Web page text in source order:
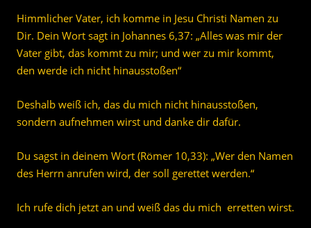
Himmlicher Vater, ich komme in Jesu Christi Namen zu
Dir. Dein Wort sagt in Johannes 6,37: „Alles was mir der
Vater gibt, das kommt zu mir; und wer zu mir kommt,
den werde ich nicht hinausstoßen“
Deshalb weiß ich, das du mich nicht hinausstoßen,
sondern aufnehmen wirst und danke dir dafür.
Du sagst in deinem Wort (Römer 10,33): „Wer den Namen
des Herrn anrufen wird, der soll gerettet werden.“
Ich rufe dich jetzt an und weiß das du mich erretten wirst.